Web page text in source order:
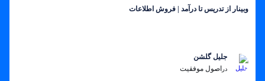
وبینار از تدریس تا درآمد | فروش اطلاعات
جلیل گلشن
در اصول موفقیت